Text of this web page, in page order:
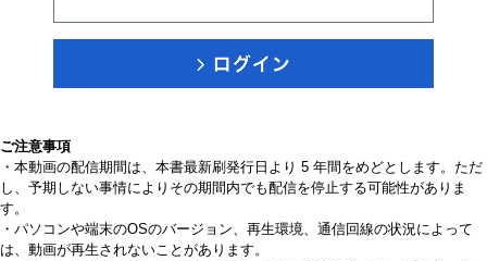
ご注意事項
・本動画の配信期間は、本書最新刷発行日より 5 年間をめどとします。ただ
し、予期しない事情によりその期間内でも配信を停止する可能性がありま
す。
・パソコンや端末のOSのバージョン、再生環境、通信回線の状況によって
は、動画が再生されないことがあります。